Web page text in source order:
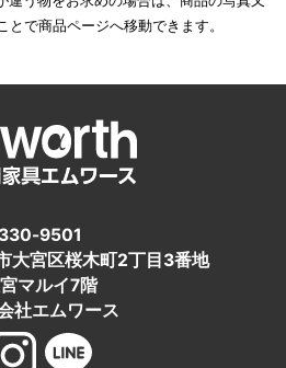
で商品ページへ移動できます。
330-9501
大宮区桜木町2丁目3番地
マルイ7階
社エムワース